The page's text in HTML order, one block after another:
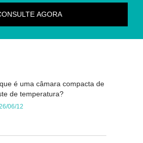
é uma câmara compacta de
de temperatura?
06/12